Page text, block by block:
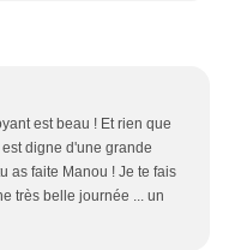
est beau ! Et rien que
digne d'une grande
as faite Manou ! Je te fais
très belle journée ... un